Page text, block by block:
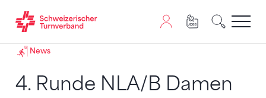
Zum Inhalt springen
Zur Sitemap navigieren
Zum Navigieren dieser Seite wird JavaScript benötigt.
News
4. Runde NLA/B Damen